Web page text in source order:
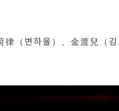
）、金渡兒（